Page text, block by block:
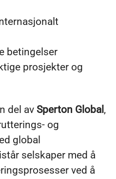
betingelser
prosjekter og
del av Sperton Global ,
og
global
selskaper med å
ved å